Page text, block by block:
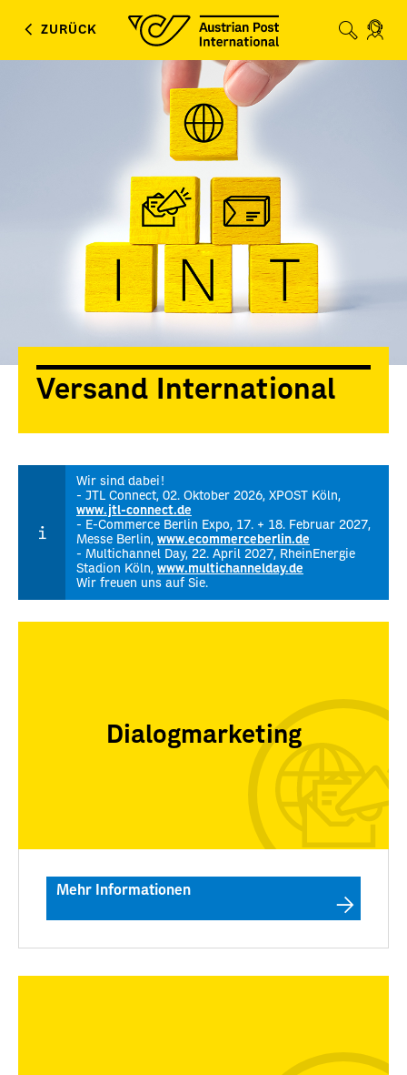
ZURÜCK
Zur
Versand International
Wir sind dabei!
- JTL Connect, 02. Oktober 2026, XPOST Köln,
www.jtl-connect.de
- E-Commerce Berlin Expo, 17. + 18. Februar 2027,
Messe Berlin, www.ecommerceberlin.de
- Multichannel Day, 22. April 2027, RheinEnergie
Stadion Köln, www.multichannelday.de
Wir freuen uns auf Sie.
Dialogmarketing
Mehr Informationen